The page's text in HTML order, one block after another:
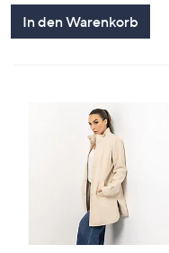
In den Warenkorb